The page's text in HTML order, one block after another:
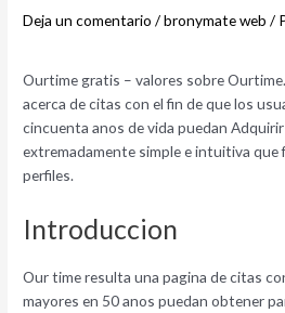
Deja un comentario /bronymate web /
Ourtime gratis – valores sobre
acerca de citas con el fin de que los
cincuenta anos de vida puedan
extremadamente simple e intuitiva que
perfiles.
Introduccion
Our time resulta una pagina de citas
mayores en 50 anos puedan obtener